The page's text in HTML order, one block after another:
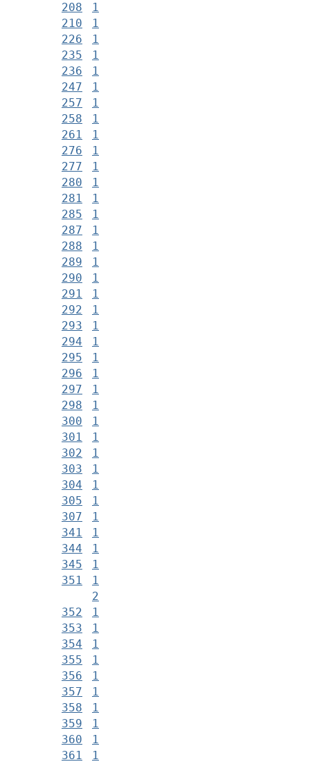
208
1
210
1
226
1
235
1
236
1
247
1
257
1
258
1
261
1
276
1
277
1
280
1
281
1
285
1
287
1
288
1
289
1
290
1
291
1
292
1
293
1
294
1
295
1
296
1
297
1
298
1
300
1
301
1
302
1
303
1
304
1
305
1
307
1
341
1
344
1
345
1
351
1
2
352
1
353
1
354
1
355
1
356
1
357
1
358
1
359
1
360
1
361
1